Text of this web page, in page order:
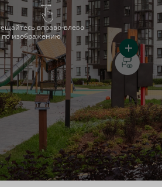
вправо-влево
по изображению